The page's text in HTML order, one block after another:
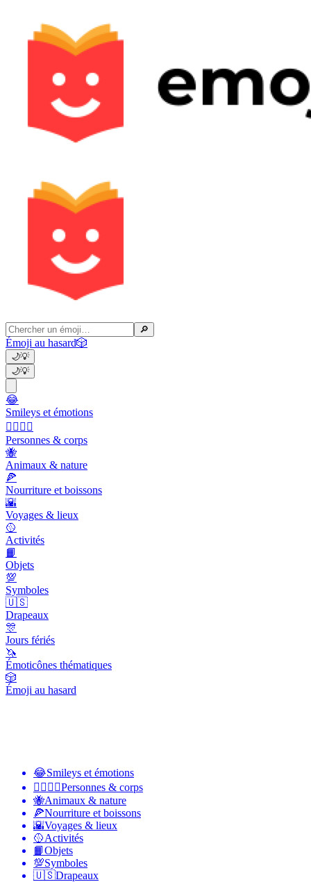
🔎
Émoji au hasard🎲
🌙💡
🌙💡
😂
Smileys et émotions
👩‍❤️‍💋‍👨
Personnes & corps
🐝
Animaux & nature
🍕
Nourriture et boissons
🌇
Voyages & lieux
🥎
Activités
📙
Objets
💯
Symboles
🇺🇸
Drapeaux
🎊
Jours fériés
🦄
Émoticônes thématiques
🎲
Émoji au hasard
😂Smileys et émotions
👩‍❤️‍💋‍👨Personnes & corps
🐝Animaux & nature
🍕Nourriture et boissons
🌇Voyages & lieux
🥎Activités
📙Objets
💯Symboles
🇺🇸Drapeaux